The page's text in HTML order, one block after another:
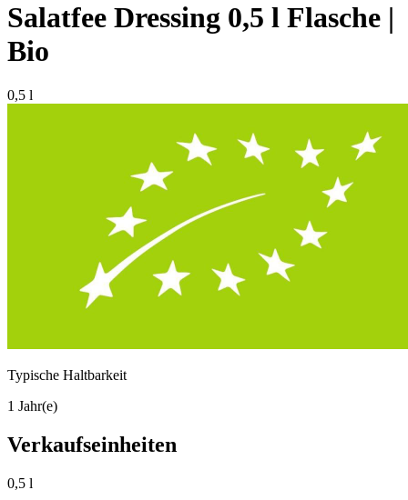
Salatfee Dressing 0,5 l Flasche |
Bio
0,5 l
Typische Haltbarkeit
1 Jahr(e)
Verkaufseinheiten
0,5 l